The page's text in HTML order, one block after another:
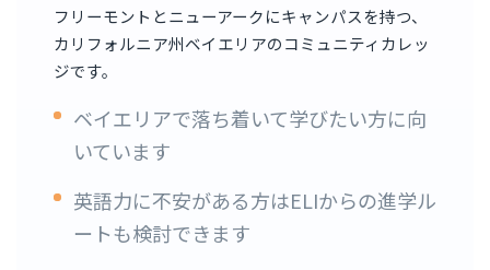
フリーモントとニューアークにキャンパスを持つ、
カリフォルニア州ベイエリアのコミュニティカレッ
ジです。
ベイエリアで落ち着いて学びたい方に向
いています
英語力に不安がある方はELIからの進学ル
ートも検討できます